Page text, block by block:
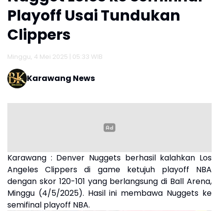
Playoff Usai Tundukan
Clippers
Minggu, 4 Mei 2025 | 05:33 WIB
Karawang News
Karawang : Denver Nuggets berhasil kalahkan Los
Angeles Clippers di game ketujuh playoff NBA
dengan skor 120-101 yang berlangsung di Ball Arena,
Minggu (4/5/2025). Hasil ini membawa Nuggets ke
semifinal playoff NBA.